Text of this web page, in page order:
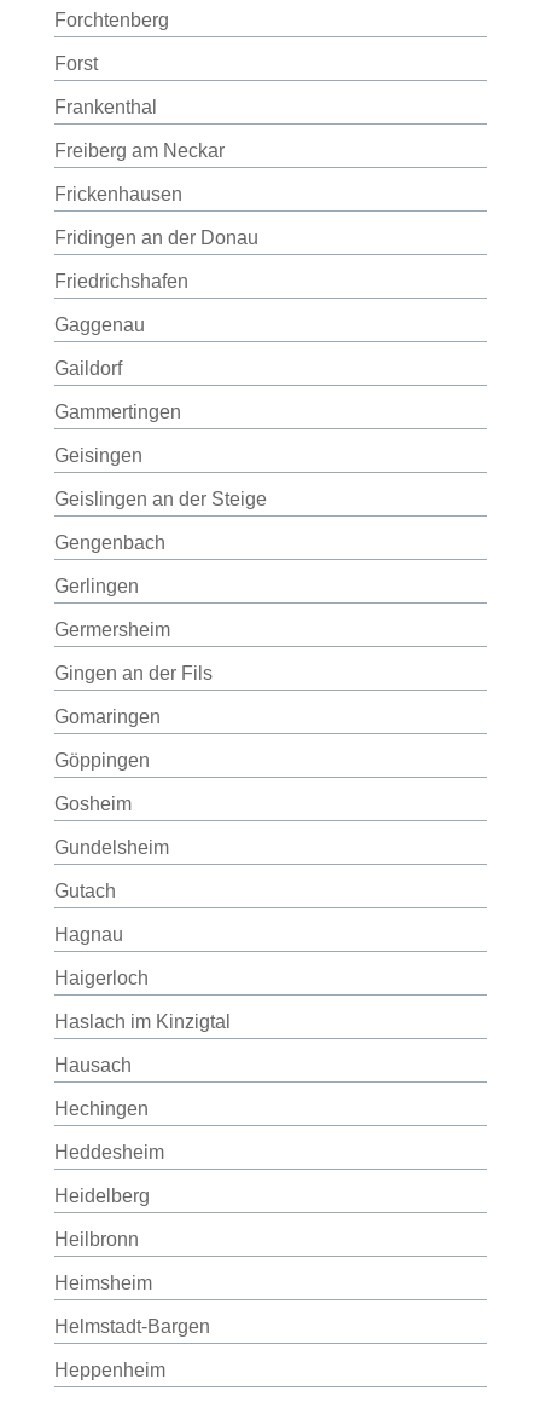
Forchtenberg
Forst
Frankenthal
Freiberg am Neckar
Frickenhausen
Fridingen an der Donau
Friedrichshafen
Gaggenau
Gaildorf
Gammertingen
Geisingen
Geislingen an der Steige
Gengenbach
Gerlingen
Germersheim
Gingen an der Fils
Gomaringen
Göppingen
Gosheim
Gundelsheim
Gutach
Hagnau
Haigerloch
Haslach im Kinzigtal
Hausach
Hechingen
Heddesheim
Heidelberg
Heilbronn
Heimsheim
Helmstadt-Bargen
Heppenheim